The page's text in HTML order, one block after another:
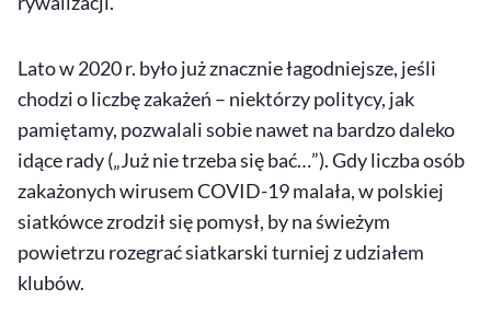
Lato w 2020 r. było już znacznie łagodniejsze, jeśli
chodzi o liczbę zakażeń – niektórzy politycy, jak
pamiętamy, pozwalali sobie nawet na bardzo daleko
idące rady („Już nie trzeba się bać…”). Gdy liczba osób
zakażonych wirusem COVID-19 malała, w polskiej
siatkówce zrodził się pomysł, by na świeżym
powietrzu rozegrać siatkarski turniej z udziałem
klubów.